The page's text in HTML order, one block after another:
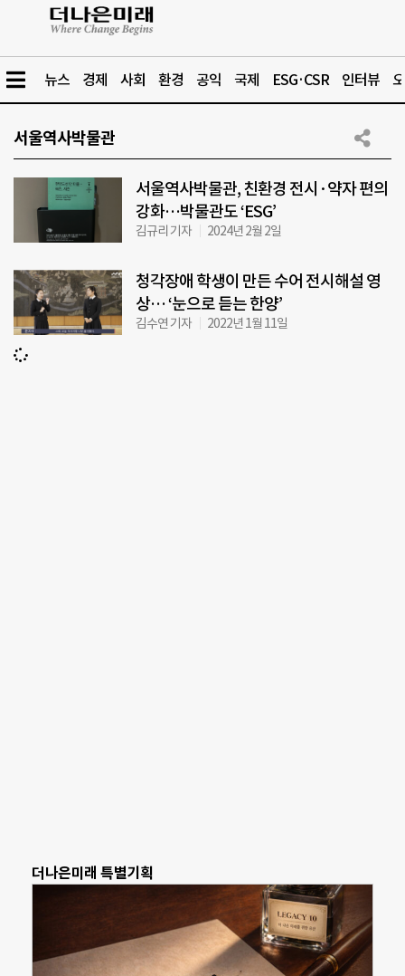
뉴스 경제 사회 환경 공익 국제 ESG·CSR 인터뷰
서울역사박물관
서울역사박물관, 친환경 전시·약자 편의
강화…박물관도 ‘ESG’
김규리 기자 2024년 2월 2일
청각장애 학생이 만든 수어 전시해설 영
상… ‘눈으로 듣는 한양’
김수연 기자 2022년 1월 11일
더나은미래 특별기획